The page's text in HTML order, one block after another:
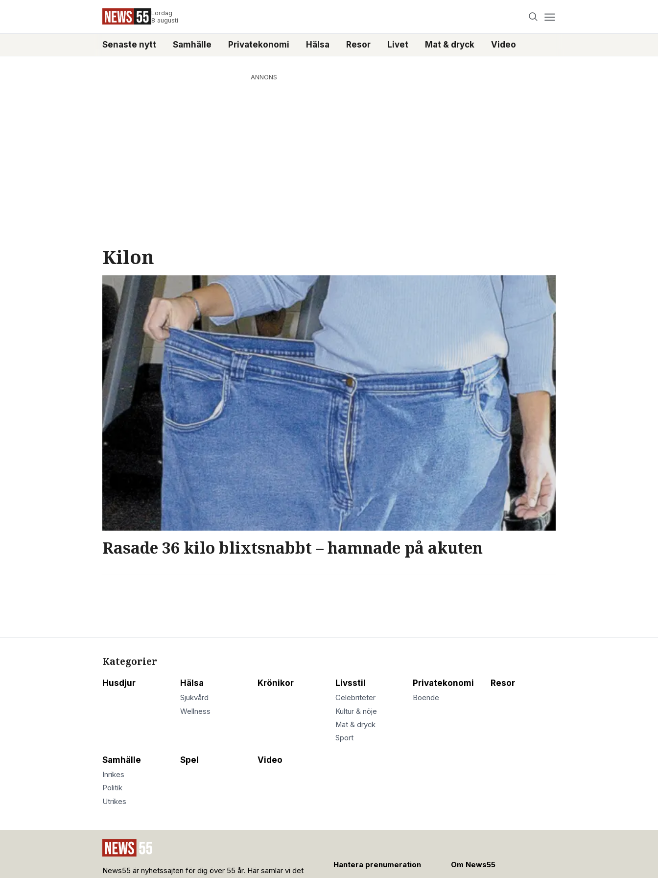
Lördag
8 augusti
Senaste nytt Samhälle Privatekonomi Hälsa Resor Livet Mat & dryck Video
ANNONS
Kilon
Rasade 36 kilo blixtsnabbt – hamnade på akuten
Kategorier
Husdjur Hälsa
Sjukvård
Wellness
Krönikor Livsstil
Celebriteter
Kultur & nöje
Mat & dryck
Sport
Privatekonomi
Boende
Resor
Samhälle
Inrikes
Politik
Utrikes
Spel Video
News55 är nyhetssajten för dig över 55 år. Här samlar vi det
Hantera prenumeration Om News55